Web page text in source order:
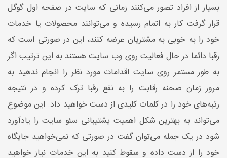
بسیار از افراد تصور می‌کنند زمانی که سایت در صفحه اول گوگل
قرار گرفت کار به اتمام رسیده و می‌توانند محصولات یا خدمات
خود را به خوبی به مشتریان عرضه کنند، این در صورتی است که
رقبا دائما در حال فعالیت روی وب سایت هستند به این ترتیب اگر
به طور مستمر روی سایت اقدامات مورد نظر را انجام ندهید به
مرور زمان صحنه رقابت را به نفع رقبا ترک کرده و در نتیجه
رتبه‌های خود را در کلمات کلیدی از دست خواهید داد. این موضوع
می‌تواند به بهترین شکل اهمیت پشتیبانی سئو سایت را یادآورد
شود در یک جمله می‌توان گفت در صورتی که نمی‌خواهید جایگاه
خود را از دست داده و سقوط کنید به این خدمات نیاز خواهید